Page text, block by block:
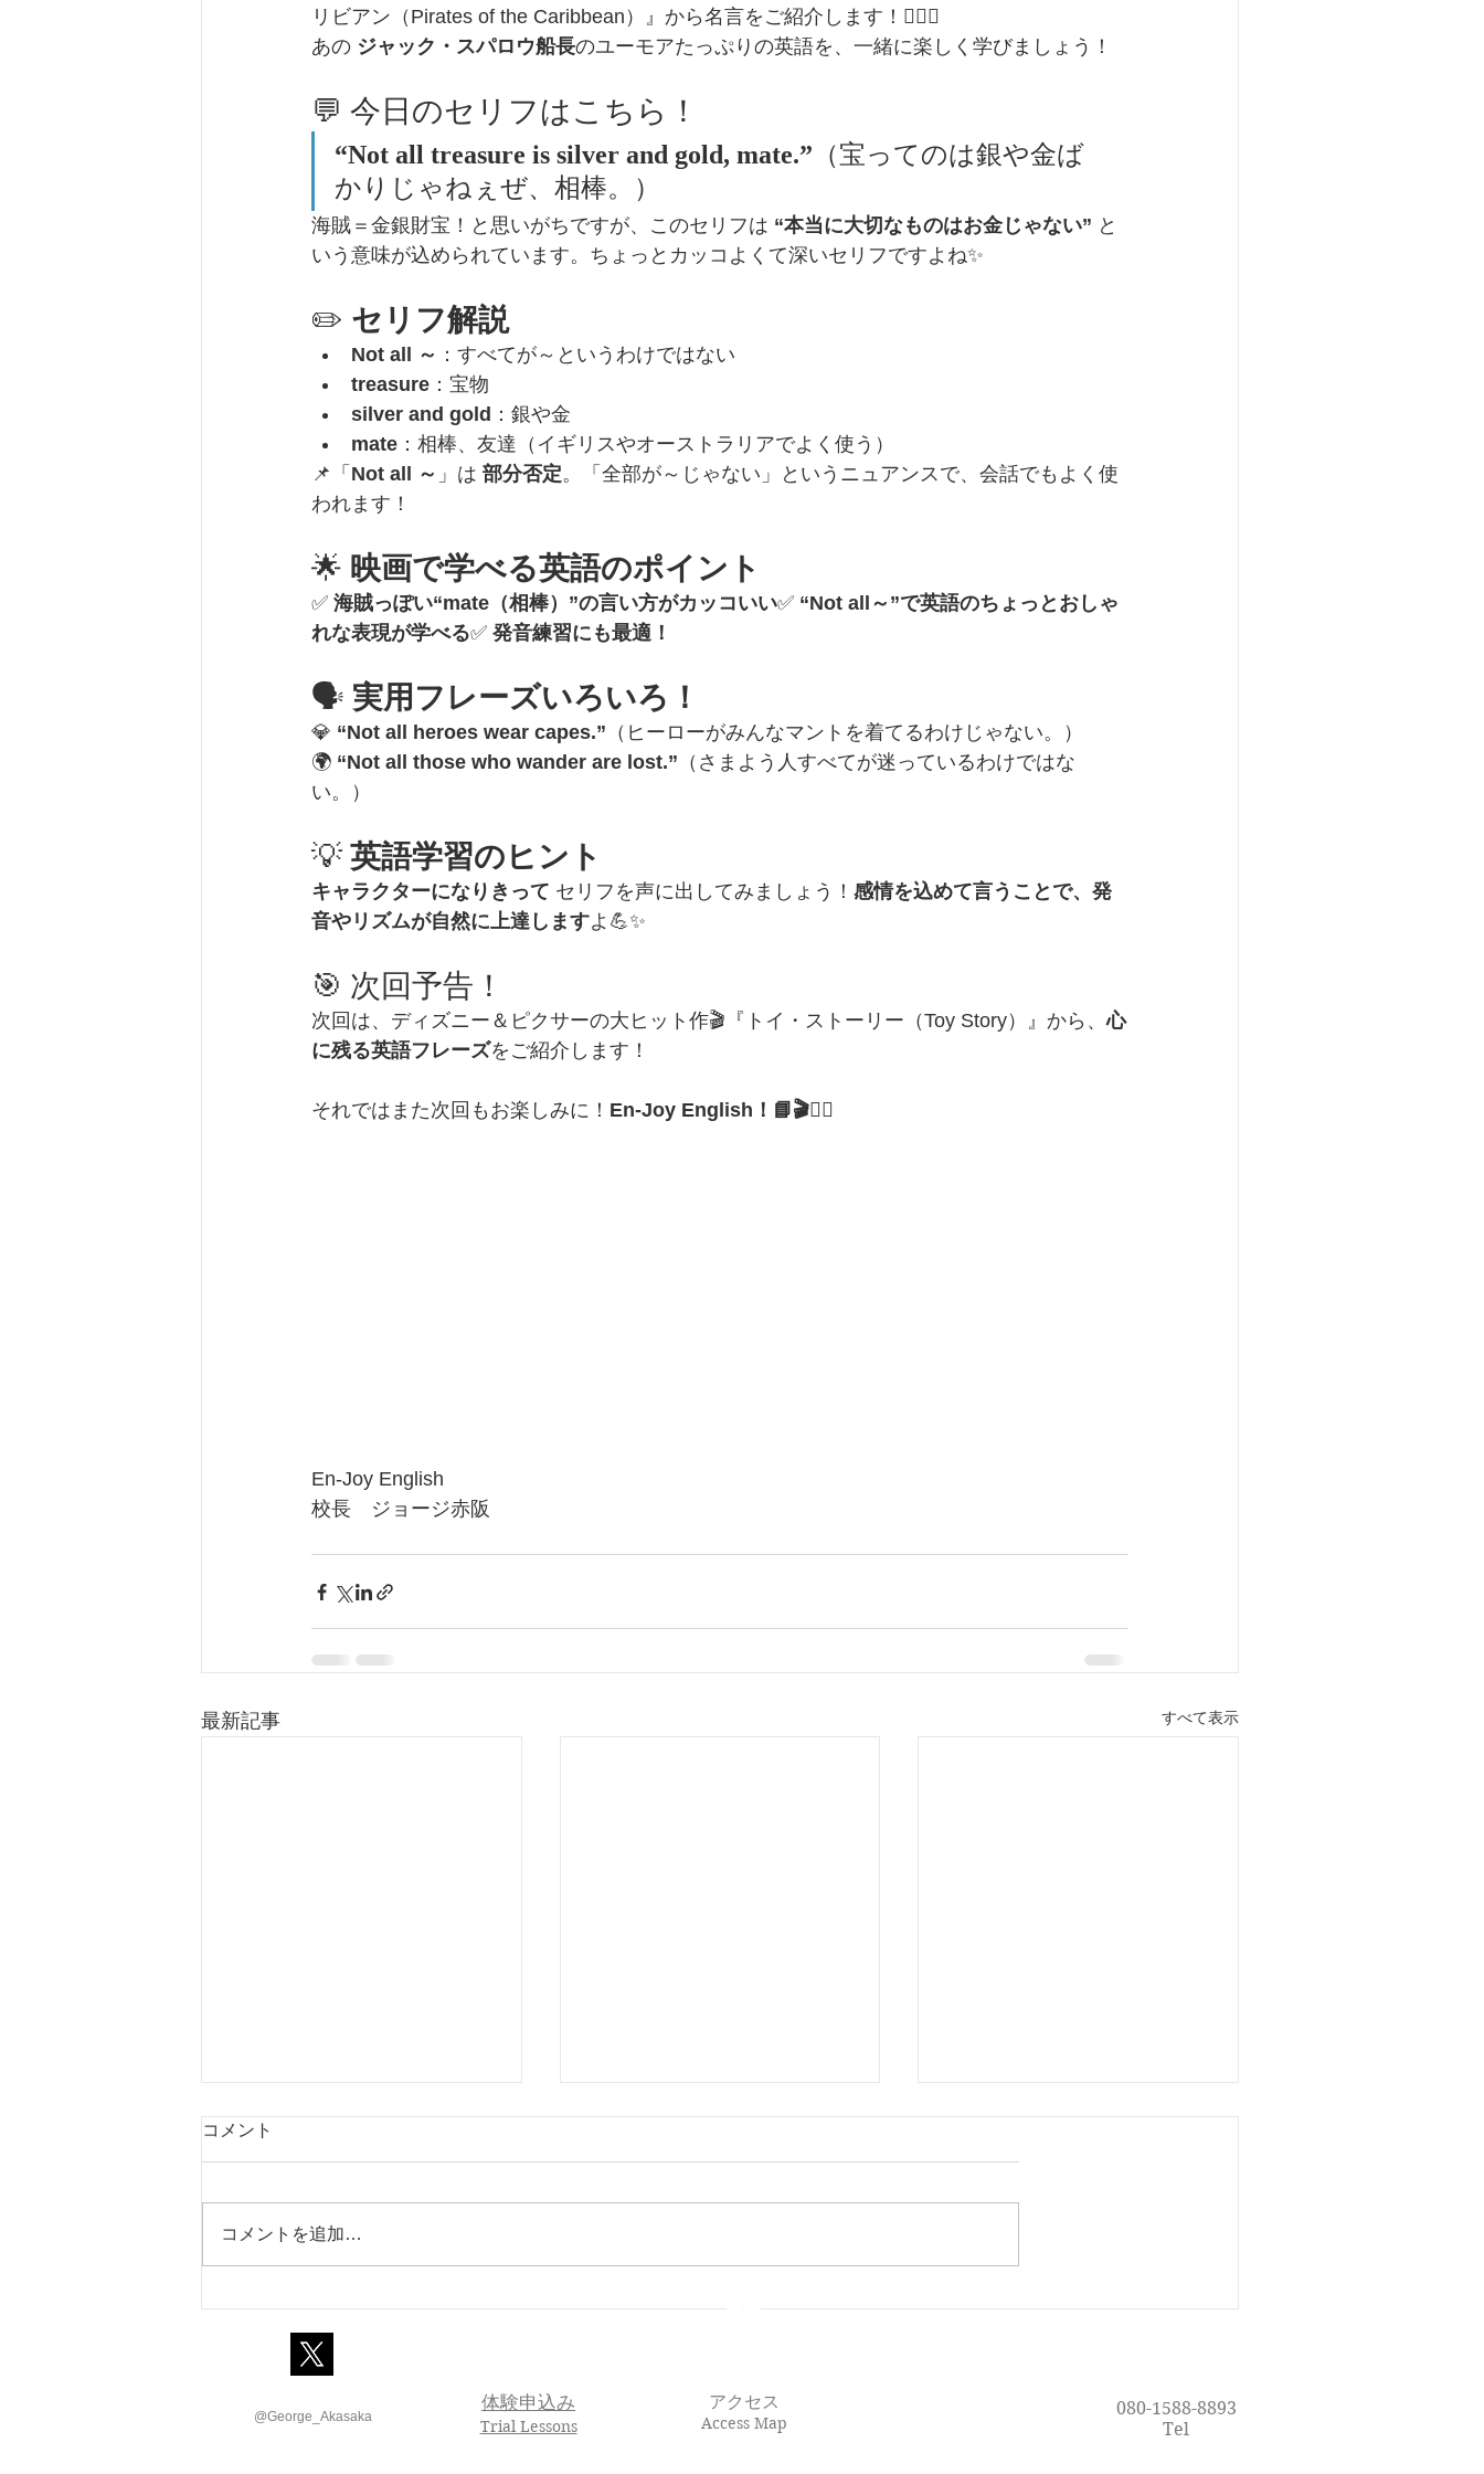
リビアン（Pirates of the Caribbean）』から名言をご紹介します！🏴‍☠️⚓️
あの ジャック・スパロウ船長のユーモアたっぷりの英語を、一緒に楽しく学びましょう！
💬 今日のセリフはこちら！
“Not all treasure is silver and gold, mate.” （宝ってのは銀や金ば
かりじゃねぇぜ、相棒。）
海賊＝金銀財宝！と思いがちですが、このセリフは “本当に大切なものはお金じゃない” と
いう意味が込められています。ちょっとカッコよくて深いセリフですよね✨
✏️ セリフ解説
Not all ～ ：すべてが～というわけではない
treasure ：宝物
silver and gold ：銀や金
mate ：相棒、友達（イギリスやオーストラリアでよく使う）
📌「 Not all ～ 」は 部分否定。「全部が～じゃない」というニュアンスで、会話でもよく使
われます！
🌟 映画で学べる英語のポイント
✅ 海賊っぽい“mate（相棒）”の言い方がカッコいい✅ “Not all～”で英語のちょっとおしゃ
れな表現が学べる✅ 発音練習にも最適！
🗣️ 実用フレーズいろいろ！
💎 “Not all heroes wear capes.” （ヒーローがみんなマントを着てるわけじゃない。）
🌍 “Not all those who wander are lost.” （さまよう人すべてが迷っているわけではな
い。）
💡 英語学習のヒント
キャラクターになりきって セリフを声に出してみましょう！ 感情を込めて言うことで、発
音やリズムが自然に上達しますよ💪✨
🎯 次回予告！
次回は、ディズニー＆ピクサーの大ヒット作🎬『トイ・ストーリー（Toy Story）』から、心
に残る英語フレーズをご紹介します！
それではまた次回もお楽しみに！ En-Joy English！📘🎬🏴‍☠️
En-Joy English
校長　ジョージ赤阪
最新記事 すべて表示
大切な5つのこと
コメント
コメントを追加…
@George_Akasaka
体験申込み
Trial Lessons
アクセス
Access Map
080-1588-8893
Tel